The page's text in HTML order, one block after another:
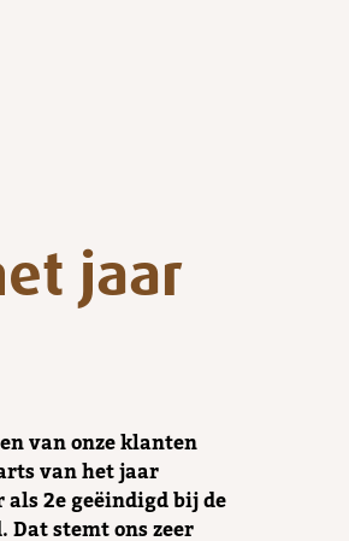
jaar
van onze klanten
van het jaar
2e geëindigd bij de
stemt ons zeer